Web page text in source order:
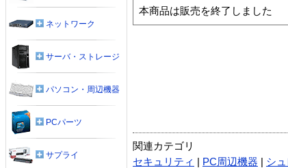
本商品は販売を終了しました
関連カテゴリ
セキュリティ
PC周辺機器 シ
ネットワーク
サーバ・ストレージ
パソコン・周辺機器
PCパーツ
サプライ